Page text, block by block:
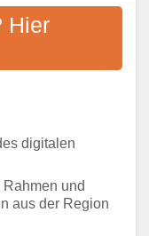
Hier
digitalen
und
aus der Region